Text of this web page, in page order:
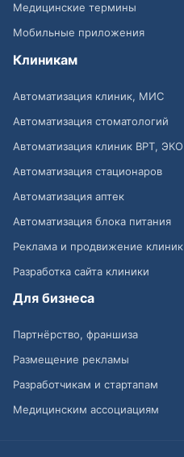
Медицинские термины
Мобильные приложения
Клиникам
Автоматизация клиник, МИС
Автоматизация стоматологий
Автоматизация клиник ВРТ, ЭКО
Автоматизация стационаров
Автоматизация аптек
Автоматизация блока питания
Реклама и продвижение клиник
Разработка сайта клиники
Для бизнеса
Партнёрство, франшиза
Размещение рекламы
Разработчикам и стартапам
Медицинским ассоциациям